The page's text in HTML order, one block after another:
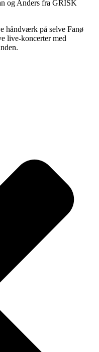
og Anders fra GRISK
håndværk på selve Fanø
live-koncerter med